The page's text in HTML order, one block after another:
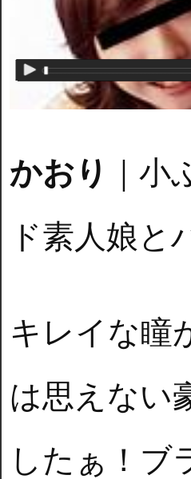
かおり
｜
ド素人娘と
キレイな瞳
は思えない
したぁ！ブ